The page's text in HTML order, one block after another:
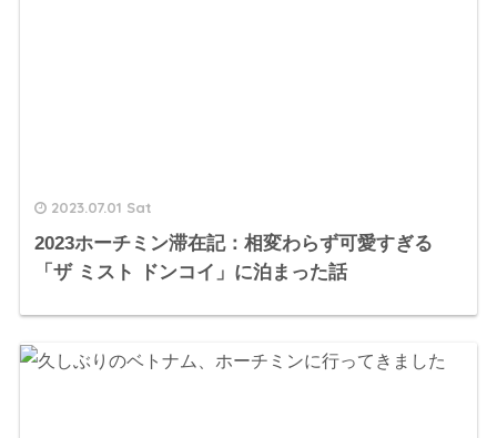
2023.07.01 Sat
2023ホーチミン滞在記：相変わらず可愛すぎる
「ザ ミスト ドンコイ」に泊まった話